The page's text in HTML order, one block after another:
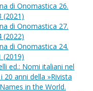
di Onomastica 26.
(2021)
di Onomastica 27.
(2022)
di Onomastica 24.
(2019)
ed.: Nomi italiani nel
anni della »Rivista
in the World.